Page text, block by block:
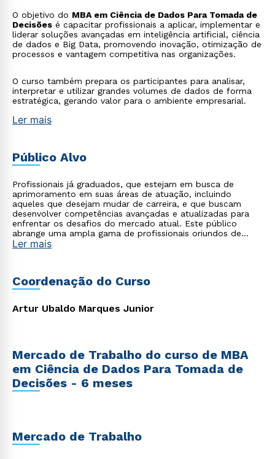
O objetivo do MBA em Ciência de Dados Para Tomada de
Decisões é capacitar profissionais a aplicar, implementar e
liderar soluções avançadas em inteligência artificial, ciência
de dados e Big Data, promovendo inovação, otimização de
processos e vantagem competitiva nas organizações.
O curso também prepara os participantes para analisar,
interpretar e utilizar grandes volumes de dados de forma
estratégica, gerando valor para o ambiente empresarial.
Ler mais
Público Alvo
Profissionais já graduados, que estejam em busca de
aprimoramento em suas áreas de atuação, incluindo
aqueles que desejam mudar de carreira, e que buscam
desenvolver competências avançadas e atualizadas para
enfrentar os desafios do mercado atual. Este público
abrange uma ampla gama de profissionais oriundos de
diversas áreas, como tecnologia, saúde, empresarial,
carreiras e alcançar o sucesso profissional.
Ler mais
Coordenação do Curso
Artur Ubaldo Marques Junior
Mercado de Trabalho do curso de MBA
em Ciência de Dados Para Tomada de
Decisões - 6 meses
Mercado de Trabalho